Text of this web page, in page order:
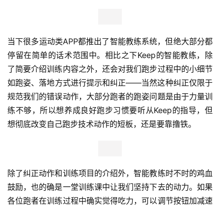
当下很多运动类APP都推出了智能教练系统，但绝大部分都
停留在简单的话术范围中。相比之下Keep的智能教练，除
了简要介绍训练内容之外，还会对我们跑步过程中的小细节
如跑姿、落地方式进行提示和纠正——当然这种纠正仅限于
规范我们的错误动作，大部分跑者的跑姿问题是由于力量训
练不够，所以想养成良好跑步习惯要听从Keep的指导，但
想彻底改变自己跑步技术动作的短板，还是要靠撸铁。
除了纠正动作和训练项目的介绍外，智能教练时不时的鸡血
鼓励，也的确是一堂训练课中让我们坚持下去的动力。如果
各位跑者在训练过程中确实觉得吃力，可以调节按钮加减速